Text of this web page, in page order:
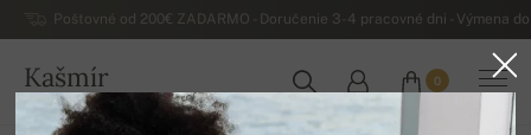
Poštovné od 200€ ZADARMO - Doručenie 3-4 pracovné dni - Výmena
Kašmír
SLOVENSKO
0